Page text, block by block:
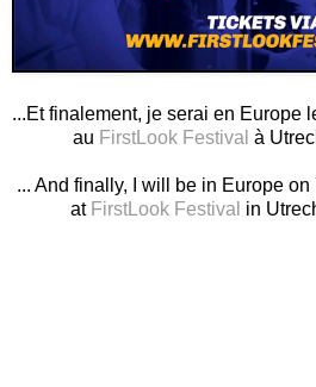
...Et finalement, je serai en Europe
au FirstLook Festival à
... And finally, I will be in Europe
at FirstLook Festival in